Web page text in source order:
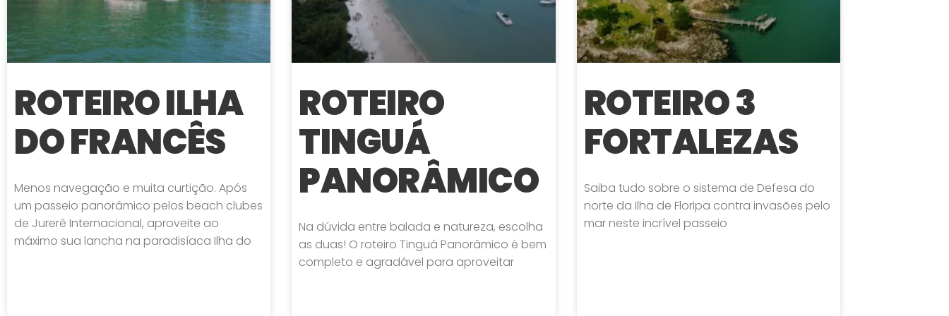
ROTEIRO ILHA
DO FRANCÊS
Menos navegação e muita curtição. Após
um passeio panorâmico pelos beach clubes
de Jurerê Internacional, aproveite ao
máximo sua lancha na paradisíaca Ilha do
ROTEIRO
TINGUÁ
PANORÂMICO
Na dúvida entre balada e natureza, escolha
as duas! O roteiro Tinguá Panorâmico é bem
completo e agradável para aproveitar
ROTEIRO 3
FORTALEZAS
Saiba tudo sobre o sistema de Defesa do
norte da Ilha de Floripa contra invasões pelo
mar neste incrível passeio